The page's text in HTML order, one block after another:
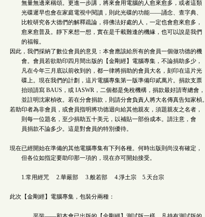
量無邊來稱頌。更進一步講，將來會用電腦的人愈來愈多，或者這類
碟遲早也會在家庭電視中閱讀，則此光碟的功能——誦念、查字典、
較研究各大德們的解釋疏論，得佛法好處的人，一定也會愈來愈多，
來愈普及。靜下來想一想，實在是千載難逢的機緣，也可以說是我們
福報。
此，我們採納了數位會員的意見：本會應該給所有的會員一個做功德的機
。會員若欲助印四月間出版的【金剛經】電腦專集，不論捐助多少，
在今年三月底以前收到的，都一律將捐助的會員大名，刻印在這片光
上。現在我們的計劃，這片電腦專集第一版準備印貳萬片。捐款支票
頭請寫 BAUS，或 IASWR，二個都是免稅機構，捐款最好請寄總會，
註明沈家楨收。若在分會捐款，則請分會負責人將大名傳真告知家楨。
助印者為非會員，或會員指明將功德迴向給其他親友，須題親友之名者，
每一位題名，至少捐助五十美元，以補貼一部份成本。請注意，會
捐款不論多少。這是對會員的特別優待。
在已經開始在準備的其他電腦專集有下列各種。何時出版則尚沒有確定，
各位如指定要助印那一項的，現在亦可開始接受。
常用經咒 2.華嚴部 3.般若部 4.淨土宗 5.天台宗
次【金剛經】電腦專集，包裝分兩種：